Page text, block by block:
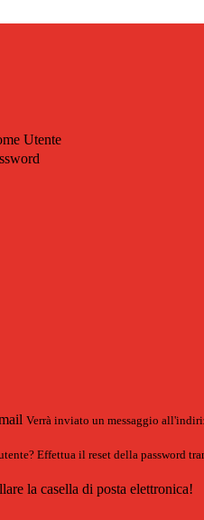
Utente
Verrà inviato un messaggio
Effettua il reset della password
la casella di posta elettronica!